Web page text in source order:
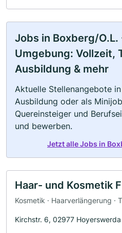
Jobs in Boxberg/O.L.
Umgebung: Vollzeit,
Ausbildung & mehr
Aktuelle Stellenangebote
Ausbildung oder als
Quereinsteiger und
und bewerben.
Jetzt alle Jobs in
Haar- und Kosmetik
Kosmetik · Haarverlängerung ·
Kirchstr. 6, 02977 Hoyerswerda